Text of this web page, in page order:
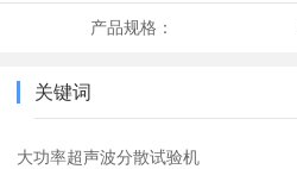
产品规格：
关键词
大功率超声波分散试验机